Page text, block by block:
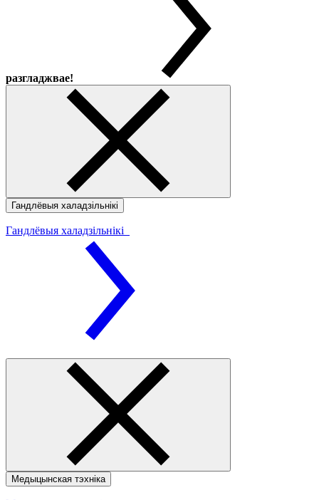
разгладжвае!
Гандлёвыя халадзільнікі
Гандлёвыя халадзільнікі
Медыцынская тэхніка